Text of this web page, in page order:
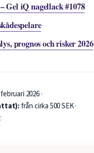
Gel iQ nagellack #1078
prognos och risker 2026
2026 ·
från cirka 500 SEK ·